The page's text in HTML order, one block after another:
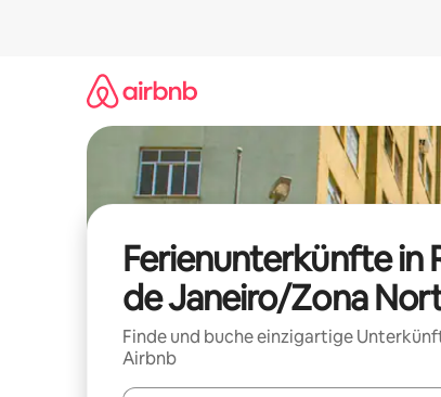
Ferienunterkünfte in
de Janeiro/Zona
Finde und buche einzigartige
Airbnb